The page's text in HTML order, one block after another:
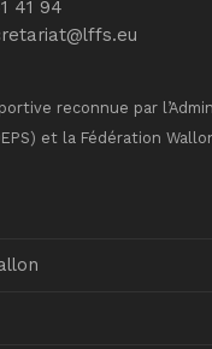
41 94
reconnue par
et la Fédération